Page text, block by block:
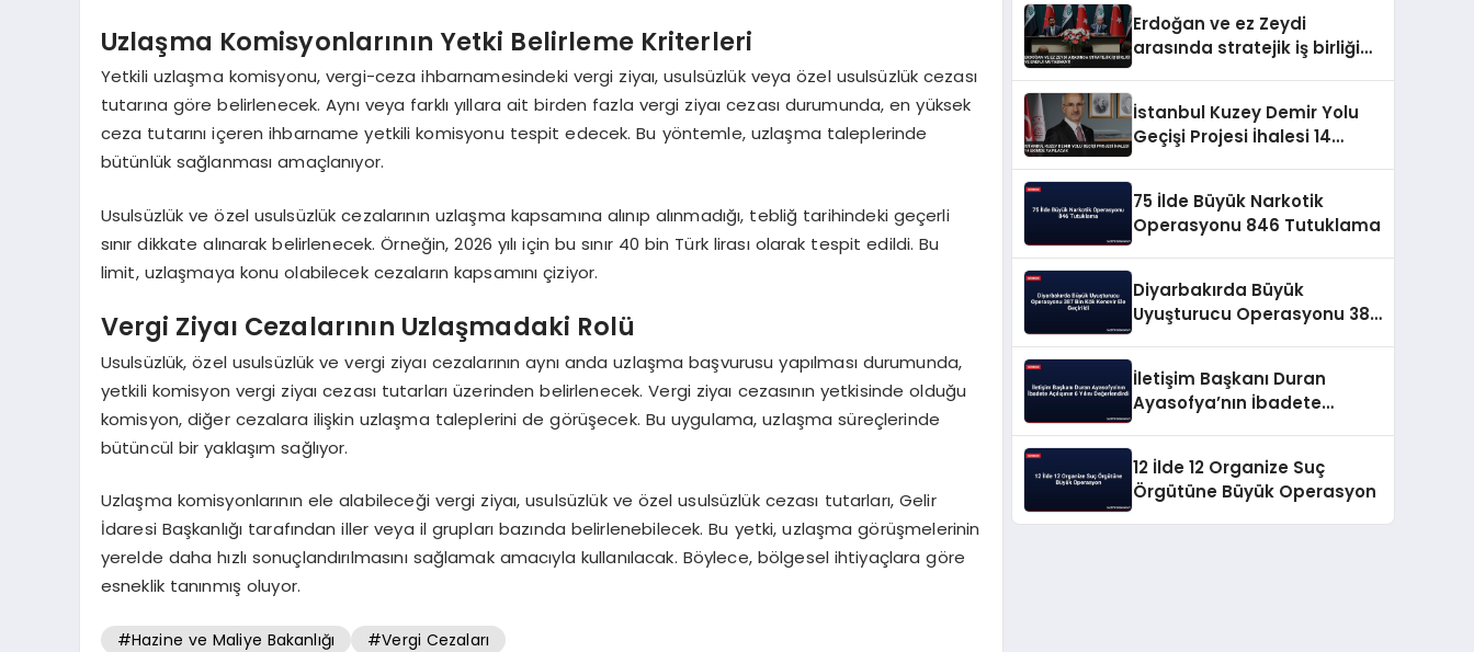
Uzlaşma Komisyonlarının Yetki Belirleme Kriterleri
Yetkili uzlaşma komisyonu, vergi-ceza ihbarnamesindeki vergi ziyaı, usulsüzlük veya özel usulsüzlük cezası
tutarına göre belirlenecek. Aynı veya farklı yıllara ait birden fazla vergi ziyaı cezası durumunda, en yüksek
ceza tutarını içeren ihbarname yetkili komisyonu tespit edecek. Bu yöntemle, uzlaşma taleplerinde
bütünlük sağlanması amaçlanıyor.
Usulsüzlük ve özel usulsüzlük cezalarının uzlaşma kapsamına alınıp alınmadığı, tebliğ tarihindeki geçerli
sınır dikkate alınarak belirlenecek. Örneğin, 2026 yılı için bu sınır 40 bin Türk lirası olarak tespit edildi. Bu
limit, uzlaşmaya konu olabilecek cezaların kapsamını çiziyor.
Vergi Ziyaı Cezalarının Uzlaşmadaki Rolü
Usulsüzlük, özel usulsüzlük ve vergi ziyaı cezalarının aynı anda uzlaşma başvurusu yapılması durumunda,
yetkili komisyon vergi ziyaı cezası tutarları üzerinden belirlenecek. Vergi ziyaı cezasının yetkisinde olduğu
komisyon, diğer cezalara ilişkin uzlaşma taleplerini de görüşecek. Bu uygulama, uzlaşma süreçlerinde
bütüncül bir yaklaşım sağlıyor.
Uzlaşma komisyonlarının ele alabileceği vergi ziyaı, usulsüzlük ve özel usulsüzlük cezası tutarları, Gelir
İdaresi Başkanlığı tarafından iller veya il grupları bazında belirlenebilecek. Bu yetki, uzlaşma görüşmelerinin
yerelde daha hızlı sonuçlandırılmasını sağlamak amacıyla kullanılacak. Böylece, bölgesel ihtiyaçlara göre
esneklik tanınmış oluyor.
#Hazine ve Maliye Bakanlığı #Vergi Cezaları
Erdoğan ve ez Zeydi
arasında stratejik iş birliği
İstanbul Kuzey Demir Yolu
Geçişi Projesi İhalesi 14
75 İlde Büyük Narkotik
Operasyonu 846 Tutuklama
Diyarbakırda Büyük
Uyuşturucu Operasyonu 387
İletişim Başkanı Duran
Ayasofya’nın İbadete
12 İlde 12 Organize Suç
Örgütüne Büyük Operasyon